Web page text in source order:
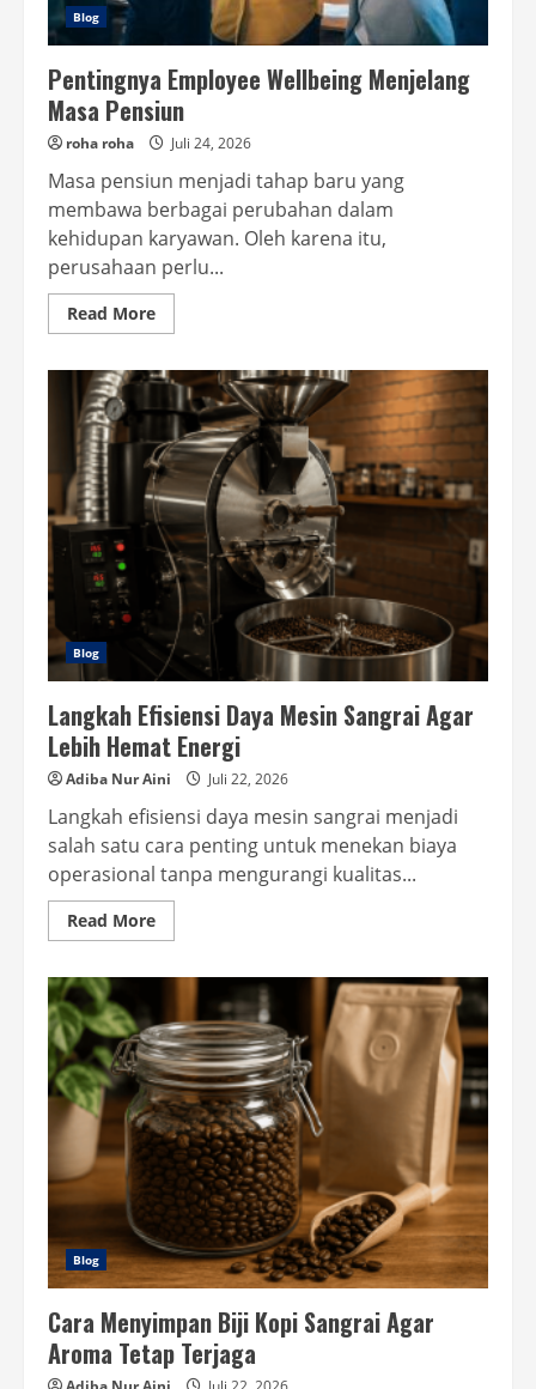
Blog
Pentingnya Employee Wellbeing Menjelang
Masa Pensiun
roha roha Juli 24, 2026
Masa pensiun menjadi tahap baru yang
membawa berbagai perubahan dalam
kehidupan karyawan. Oleh karena itu,
perusahaan perlu...
Read MoreRead
more
Employee
Wellbeing
Menjelang
Masa
Pensiun
Blog
Langkah Efisiensi Daya Mesin Sangrai Agar
Lebih Hemat Energi
Adiba Nur Aini Juli 22, 2026
Langkah efisiensi daya mesin sangrai menjadi
salah satu cara penting untuk menekan biaya
operasional tanpa mengurangi kualitas...
Read MoreRead
more
Daya
Mesin
Sangrai
Agar
Lebih
Hemat
Energi
Blog
Cara Menyimpan Biji Kopi Sangrai Agar
Aroma Tetap Terjaga